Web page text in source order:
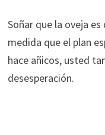
Soñar que la oveja
medida que el plan
hace añicos, usted
desesperación.